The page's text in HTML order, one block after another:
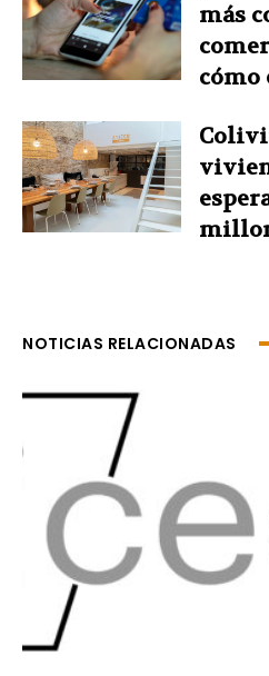
más
cómo
NOTICIAS RELACIONADAS